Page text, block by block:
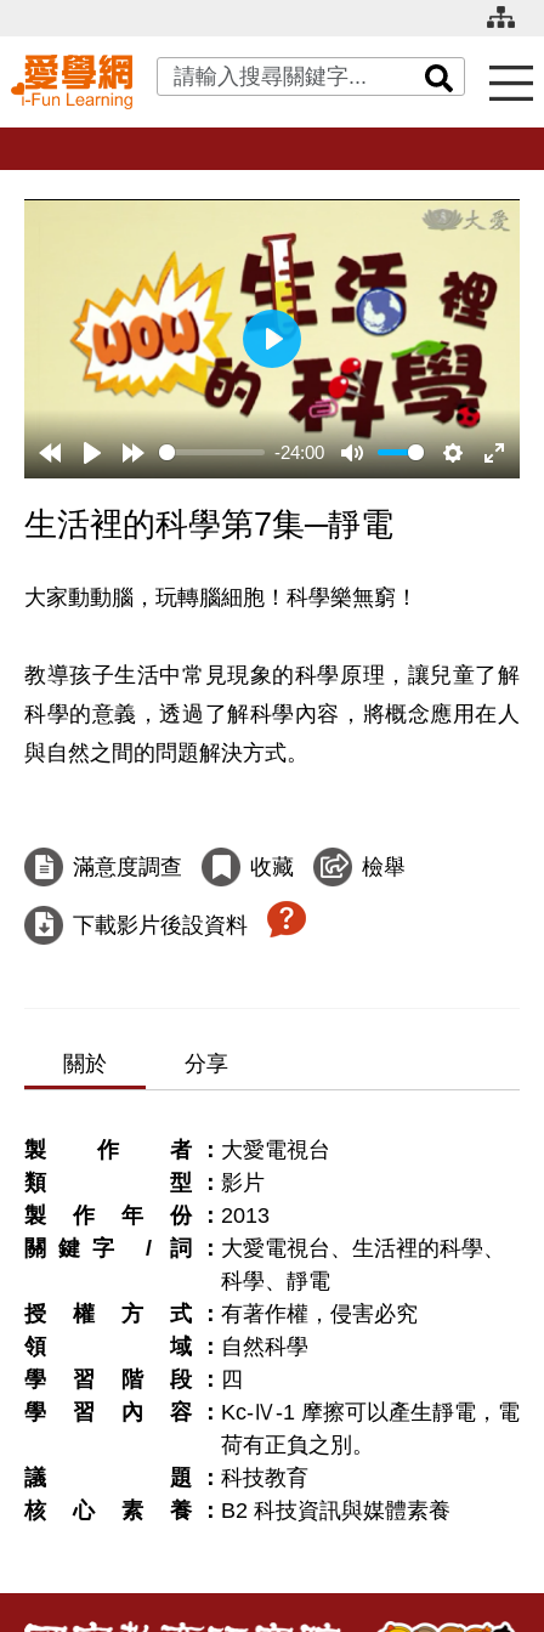
關鍵字搜尋
-24:00
播
放
生活裡的科學第7集─靜電
大家動動腦，玩轉腦細胞！科學樂無窮！
教導孩子生活中常見現象的科學原理，讓兒童了解
科學的意義，透過了解科學內容，將概念應用在人
與自然之間的問題解決方式。
滿意度調查 收藏 檢舉
下載影片後設資料
關於 分享
製作者
大愛電視台
類型
影片
製作年份
2013
關鍵字 / 詞
大愛電視台、生活裡的科學、
科學、靜電
授權方式
有著作權，侵害必究
領域
自然科學
學習階段
四
學習內容
Kc-Ⅳ-1 摩擦可以產生靜電，電
荷有正負之別。
議題
科技教育
核心素養
B2 科技資訊與媒體素養